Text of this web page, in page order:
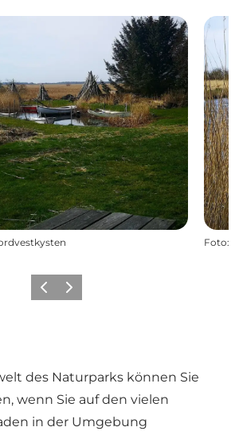
Foto:
ZurückWeiter
des Naturparks können Sie
wenn Sie auf den vielen
in der Umgebung